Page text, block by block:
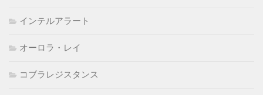
インテルアラート
オーロラ・レイ
コブラレジスタンス